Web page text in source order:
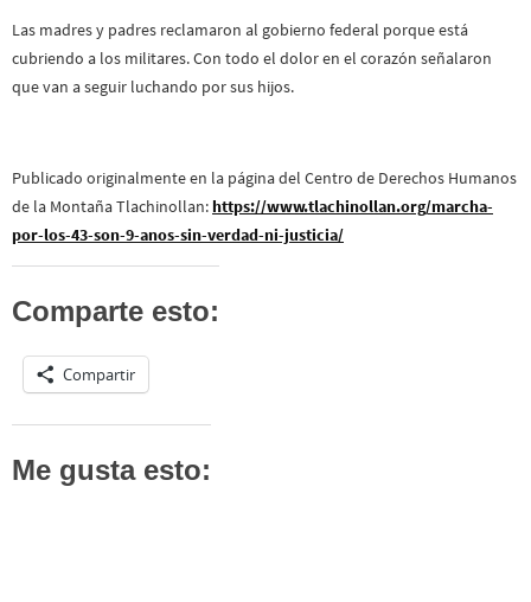
Las madres y padres reclamaron al gobierno federal porque está
cubriendo a los militares. Con todo el dolor en el corazón señalaron
que van a seguir luchando por sus hijos.
Publicado originalmente en la página del Centro de Derechos Humanos
de la Montaña Tlachinollan: https://www.tlachinollan.org/marcha-
por-los-43-son-9-anos-sin-verdad-ni-justicia/
Comparte esto:
Compartir
Me gusta esto: